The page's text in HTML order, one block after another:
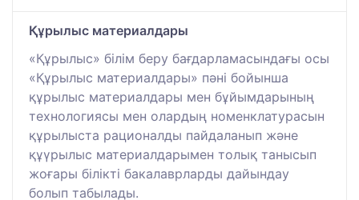
Құрылыс материалдары
«Құрылыс» білім беру бағдарламасындағы осы
«Құрылыс материалдары» пәні бойынша
құрылыс материалдары мен бұйымдарының
технологиясы мен олардың номенклатурасын
құрылыста рационалды пайдаланып және
құүрылыс материалдарымен толық танысып
жоғары білікті бакалаврларды дайындау
болып табылады.